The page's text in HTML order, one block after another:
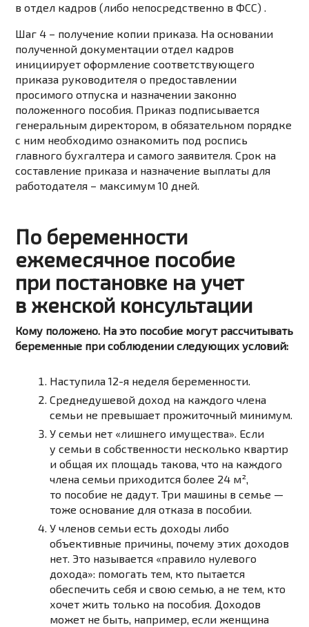
в отдел кадров (либо непосредственно в ФСС) .
Шаг 4 – получение копии приказа. На основании
полученной документации отдел кадров
инициирует оформление соответствующего
приказа руководителя о предоставлении
просимого отпуска и назначении законно
положенного пособия. Приказ подписывается
генеральным директором, в обязательном порядке
с ним необходимо ознакомить под роспись
главного бухгалтера и самого заявителя. Срок на
составление приказа и назначение выплаты для
работодателя – максимум 10 дней.
По беременности
ежемесячное пособие
при постановке на учет
в женской консультации
Кому положено. На это пособие могут рассчитывать
беременные при соблюдении следующих условий:
Наступила12-я неделя беременности.
Среднедушевой доход на каждого члена
семьи не превышает прожиточный минимум.
У семьи нет «лишнего имущества». Если
у семьи в собственности несколько квартир
и общая их площадь такова, что на каждого
члена семьи приходится более 24 м²,
то пособие не дадут. Три машины в семье —
тоже основание для отказа в пособии.
У членов семьи есть доходы либо
объективные причины, почему этих доходов
нет. Это называется «правило нулевого
дохода»: помогать тем, кто пытается
обеспечить себя и свою семью, а не тем, кто
хочет жить только на пособия. Доходов
может не быть, например, если женщина